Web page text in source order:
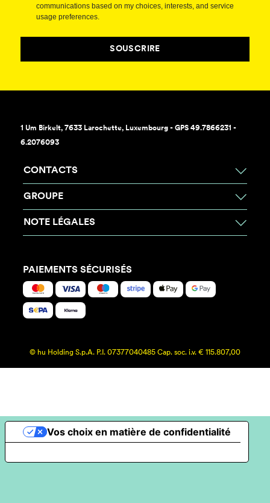
communications based on my choices, interests, and service
usage preferences.
SOUSCRIRE
1 Um Birkelt, 7633 Larochette, Luxembourg - GPS 49.7866231 -
6.2076093
CONTACTS
GROUPE
NOTE LÉGALES
PAIEMENTS SÉCURISÉS
© hu Holding S.p.A. P.I. 07377040485 Cap. soc. i.v. € 115.807,00
Vos choix en matière de confidentialité